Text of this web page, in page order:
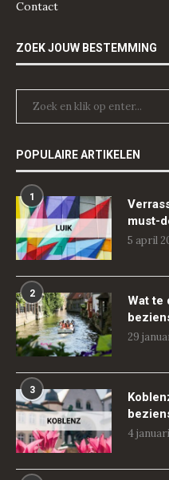
Contact
ZOEK JOUW BESTEMMING
POPULAIRE ARTIKELEN
1
must-
5 april
2
Wat te
29
3
4